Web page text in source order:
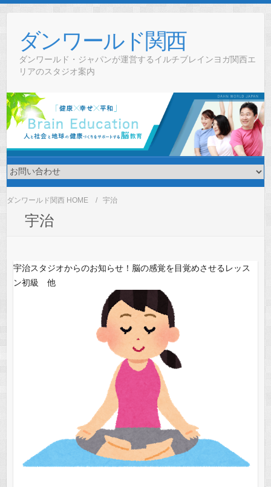
contentダンワールド関西
ダンワールド・ジャパンが運営するイルチブレインヨガ関西エ
リアのスタジオ案内
ダンワールド関西 HOME 宇治
宇治
宇治スタジオからのお知らせ！脳の感覚を目覚めさせるレッス
ン初級 他